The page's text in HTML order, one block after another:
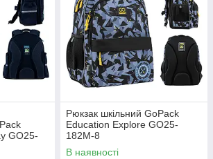
GO25-
Рюкзак шкільний GoPack
Education Explore GO25-
182M-8
В наявності